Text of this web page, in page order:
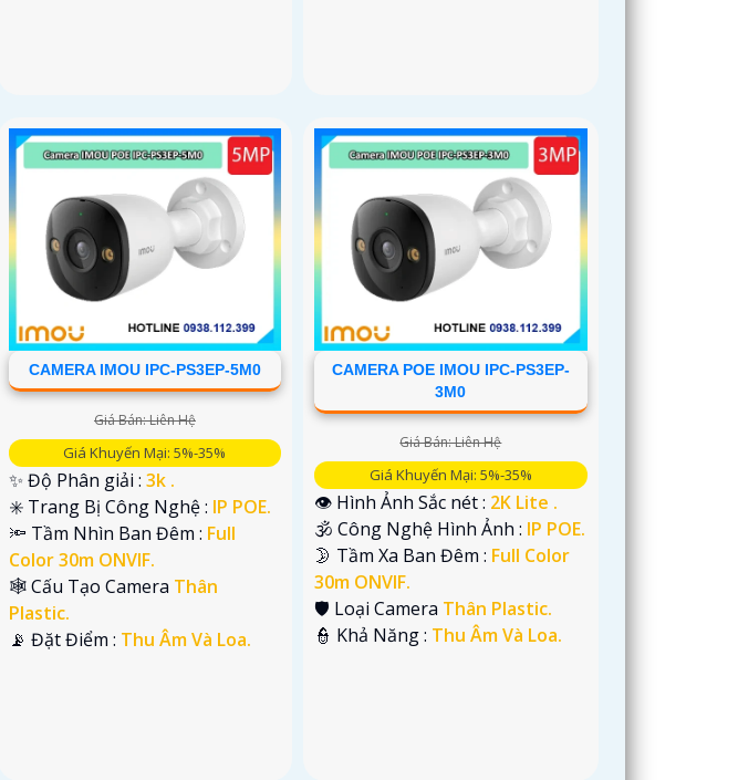
CAMERA IMOU IPC-PS3EP-5M0
Giá Bán: Liên Hệ
Giá Khuyến Mại: 5%-35%
✨ Độ Phân giải : 3k .
✳️ Trang Bị Công Nghệ : IP POE.
🔦 Tầm Nhìn Ban Đêm : Full
Color 30m ONVIF.
🕸️ Cấu Tạo Camera Thân
Plastic.
️📡 Đặt Điểm : Thu Âm Và Loa.
CAMERA POE IMOU IPC-PS3EP-
3M0
Giá Bán: Liên Hệ
Giá Khuyến Mại: 5%-35%
👁 Hình Ảnh Sắc nét : 2K Lite .
🕉️ Công Nghệ Hình Ảnh : IP POE.
🌛 Tầm Xa Ban Đêm : Full Color
30m ONVIF.
🛡 Loại Camera Thân Plastic.
️👮 Khả Năng : Thu Âm Và Loa.